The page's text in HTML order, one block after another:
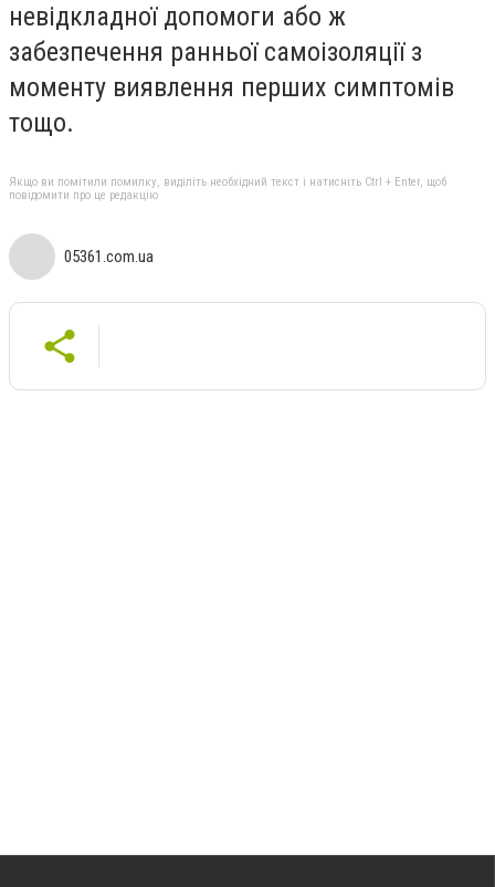
невідкладної допомоги або ж
забезпечення ранньої самоізоляції з
моменту виявлення перших симптомів
тощо.
Якщо ви помітили помилку, виділіть необхідний текст і натисніть Ctrl + Enter, щоб
повідомити про це редакцію
05361.com.ua